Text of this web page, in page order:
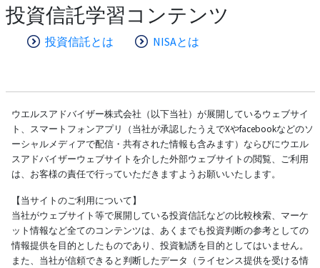
投資信託学習コンテンツ
投資信託とは NISAとは
ウエルスアドバイザー株式会社（以下当社）が展開しているウェブサイ
ト、スマートフォンアプリ（当社が承認したうえでXやfacebookなどのソ
ーシャルメディアで配信・共有された情報も含みます）ならびにウエル
スアドバイザーウェブサイトを介した外部ウェブサイトの閲覧、ご利用
は、お客様の責任で行っていただきますようお願いいたします。
【当サイトのご利用について】
当社がウェブサイト等で展開している投資信託などの比較検索、マーケ
ット情報など全てのコンテンツは、あくまでも投資判断の参考としての
情報提供を目的としたものであり、投資勧誘を目的としてはいません。
また、当社が信頼できると判断したデータ（ライセンス提供を受ける情